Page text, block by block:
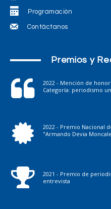
Programación
Contáctanos
Premios y
2022 - Mención de
Categoría: periodismo
2022 - Premio Nacional
"Armando Devia
2021 - Premio de
entrevista